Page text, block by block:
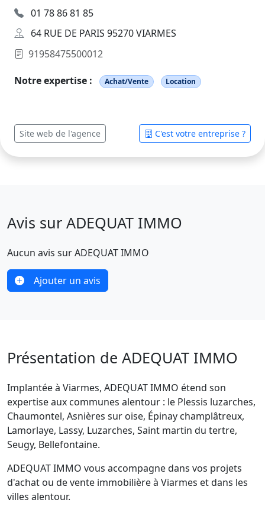
01 78 86 81 85
64 RUE DE PARIS 95270 VIARMES
91958475500012
Notre expertise : Achat/Vente Location
Site web de l'agence C'est votre entreprise ?
Avis sur ADEQUAT IMMO
Aucun avis sur ADEQUAT IMMO
Ajouter un avis
Présentation de ADEQUAT IMMO
Implantée à Viarmes, ADEQUAT IMMO étend son
expertise aux communes alentour : le Plessis luzarches,
Chaumontel, Asnières sur oise, Épinay champlâtreux,
Lamorlaye, Lassy, Luzarches, Saint martin du tertre,
Seugy, Bellefontaine.
ADEQUAT IMMO vous accompagne dans vos projets
d'achat ou de vente immobilière à Viarmes et dans les
villes alentour.